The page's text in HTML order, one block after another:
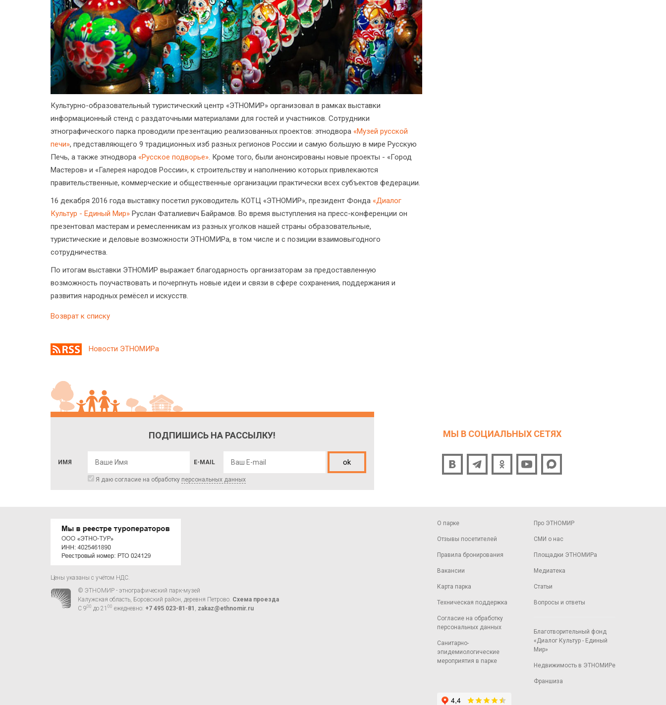
Культурно-образовательный туристический центр «ЭТНОМИР» организовал в рамках выставки
информационный стенд с раздаточными материалами для гостей и участников. Сотрудники
этнографического парка проводили презентацию реализованных проектов: этнодвора «Музей русской
печи», представляющего 9 традиционных изб разных регионов России и самую большую в мире Русскую
Печь, а также этнодвора «Русское подворье» . Кроме того, были анонсированы новые проекты - «Город
Мастеров» и «Галерея народов России», к строительству и наполнению которых привлекаются
правительственные, коммерческие и общественные организации практически всех субъектов федерации.
16 декабря 2016 года выставку посетил руководитель КОТЦ «ЭТНОМИР», президент Фонда «Диалог
Культур - Единый Мир» Руслан Фаталиевич Байрамов. Во время выступления на пресс-конференции он
презентовал мастерам и ремесленникам из разных уголков нашей страны образовательные,
туристические и деловые возможности ЭТНОМИРа, в том числе и с позиции взаимовыгодного
сотрудничества.
По итогам выставки ЭТНОМИР выражает благодарность организаторам за предоставленную
возможность поучаствовать и почерпнуть новые идеи и связи в сфере сохранения, поддержания и
развития народных ремёсел и искусств.
Возврат к списку
Новости ЭТНОМИРа
ПОДПИШИСЬ НА РАССЫЛКУ!
ИМЯ E-MAIL ok
Я даю согласие на обработку персональных данных
МЫ В СОЦИАЛЬНЫХ СЕТЯХ
О парке
Отзывы посетителей
Правила бронирования
Вакансии
Карта парка
Техническая поддержка
Согласие на обработку
персональных данных
Санитарно-
эпидемиологические
мероприятия в парке
Про ЭТНОМИР
СМИ о нас
Площадки ЭТНОМИРа
Медиатека
Статьи
Вопросы и ответы
Благотворительный фонд
«Диалог Культур - Единый
Мир»
Недвижимость в ЭТНОМИРе
Франшиза
Цены указаны с учётом НДС.
© ЭТНОМИР - этнографический парк-музей
Калужская область, Боровский район, деревня Петрово. Схема проезда
С 900 до 21 00 ежедневно: +7 495 023-81-81 zakaz@ethnomir.ru